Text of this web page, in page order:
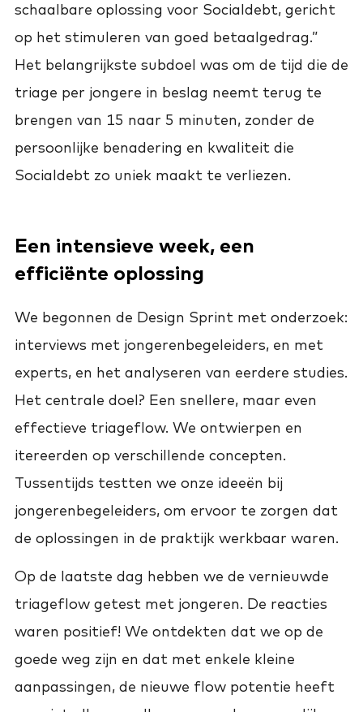
schaalbare oplossing voor Socialdebt, gericht
op het stimuleren van goed betaalgedrag.”
Het belangrijkste subdoel was om de tijd die de
triage per jongere in beslag neemt terug te
brengen van 15 naar 5 minuten, zonder de
persoonlijke benadering en kwaliteit die
Socialdebt zo uniek maakt te verliezen.
Een intensieve week, een
efficiënte oplossing
We begonnen de Design Sprint met onderzoek:
interviews met jongerenbegeleiders, en met
experts, en het analyseren van eerdere studies.
Het centrale doel? Een snellere, maar even
effectieve triageflow. We ontwierpen en
itereerden op verschillende concepten.
Tussentijds testten we onze ideeën bij
jongerenbegeleiders, om ervoor te zorgen dat
de oplossingen in de praktijk werkbaar waren.
Op de laatste dag hebben we de vernieuwde
triageflow getest met jongeren. De reacties
waren positief! We ontdekten dat we op de
goede weg zijn en dat met enkele kleine
aanpassingen, de nieuwe flow potentie heeft